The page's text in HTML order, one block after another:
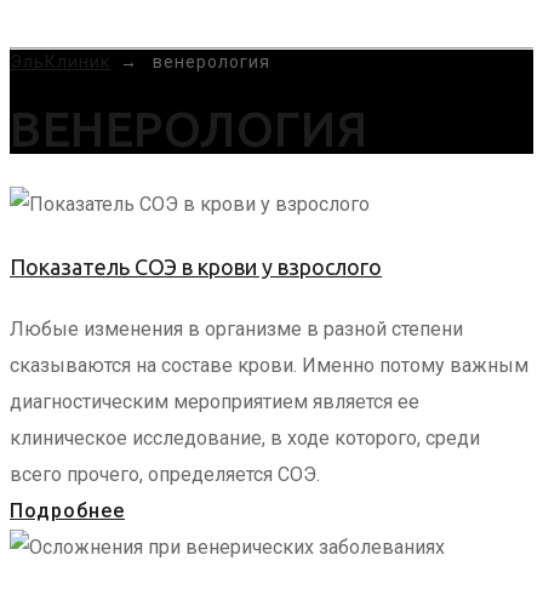
ЭльКлиник
→ венерология
ВЕНЕРОЛОГИЯ
Показатель СОЭ в крови у взрослого
Любые изменения в организме в разной степени
сказываются на составе крови. Именно потому важным
диагностическим мероприятием является ее
клиническое исследование, в ходе которого, среди
всего прочего, определяется СОЭ.
Подробнее